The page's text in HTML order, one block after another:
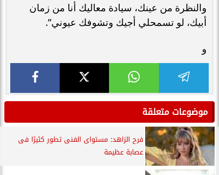
والنظرة من عينك، سيادة معاليك أنا من زمان
أبيك، لو تسمحلي أجيك وتشوفك عيوني”.
و
موضوعات متعلقة
فرح الزاهد: مستواى الفنى تطور كثيرًا فى
عصابة عظيمة